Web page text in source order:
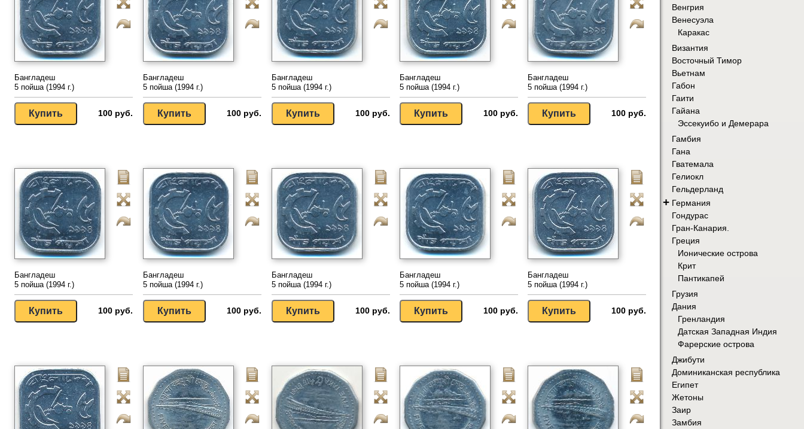
Бангладеш
5 пойша (1994 г.)
100 руб.
Бангладеш
5 пойша (1994 г.)
100 руб.
Бангладеш
5 пойша (1994 г.)
100 руб.
Бангладеш
5 пойша (1994 г.)
100 руб.
Бангладеш
5 пойша (1994 г.)
100 руб.
Бангладеш
5 пойша (1994 г.)
100 руб.
Бангладеш
5 пойша (1994 г.)
100 руб.
Бангладеш
5 пойша (1994 г.)
100 руб.
Бангладеш
5 пойша (1994 г.)
100 руб.
Бангладеш
5 пойша (1994 г.)
100 руб.
Венгрия
Венесуэла
Каракас
Византия
Восточный Тимор
Вьетнам
Габон
Гаити
Гайана
Эссекуибо и Демерара
Гамбия
Гана
Гватемала
Гелиокл
Гельдерланд
+ Германия
Гондурас
Гран-Канария.
Греция
Ионические острова
Крит
Пантикапей
Грузия
Дания
Гренландия
Датская Западная Индия
Фарерские острова
Джибути
Доминиканская республика
Египет
Жетоны
Заир
Замбия